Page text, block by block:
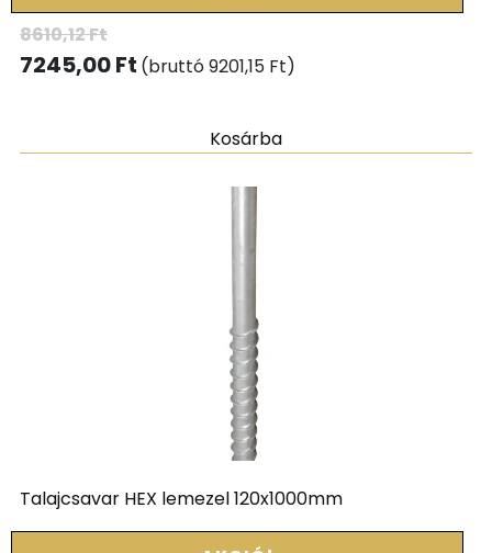
8610,12Ft
7245,00Ft (bruttó9201,15 Ft)
Kosárba
Talajcsavar HEX lemezel 120x1000mm